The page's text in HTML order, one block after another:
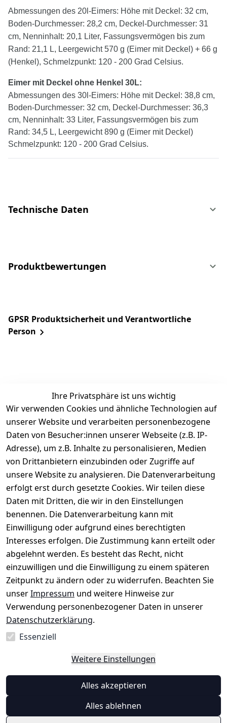
Abmessungen des 20l-Eimers: Höhe mit Deckel: 32 cm,
Boden-Durchmesser: 28,2 cm, Deckel-Durchmesser: 31
cm, Nenninhalt: 20,1 Liter, Fassungsvermögen bis zum
Rand: 21,1 L, Leergewicht 570 g (Eimer mit Deckel) + 66 g
(Henkel), Schmelzpunkt: 120 - 200 Grad Celsius.
Eimer mit Deckel ohne Henkel 30L:
Abmessungen des 30l-Eimers: Höhe mit Deckel: 38,8 cm,
Boden-Durchmesser: 32 cm, Deckel-Durchmesser: 36,3
cm, Nenninhalt: 33 Liter, Fassungsvermögen bis zum
Rand: 34,5 L, Leergewicht 890 g (Eimer mit Deckel)
Schmelzpunkt: 120 - 200 Grad Celsius.
Technische Daten
Produktbewertungen
GPSR Produktsicherheit und Verantwortliche
Person
Ihre Privatsphäre ist uns wichtig
Wir verwenden Cookies und ähnliche Technologien auf
unserer Website und verarbeiten personenbezogene
Daten von Besucher:innen unserer Webseite (z.B. IP-
Adresse), um z.B. Inhalte zu personalisieren, Medien
von Drittanbietern einzubinden oder Zugriffe auf
unsere Website zu analysieren. Die Datenverarbeitung
erfolgt erst durch gesetzte Cookies. Wir teilen diese
Daten mit Dritten, die wir in den Einstellungen
benennen. Die Datenverarbeitung kann mit
Einwilligung oder aufgrund eines berechtigten
Interesses erfolgen. Die Zustimmung kann erteilt oder
abgelehnt werden. Es besteht das Recht, nicht
einzuwilligen und die Einwilligung zu einem späteren
Zeitpunkt zu ändern oder zu widerrufen. Beachten Sie
unserImpressum und weitere Hinweise zur
Verwendung personenbezogener Daten in unserer
Datenschutzerklärung.
Essenziell
Weitere Einstellungen
Alles akzeptieren
Alles ablehnen
Rechtliches
AGB
Impressum
Datenschutze
rklärung
Barrierefreihe
itserklärung
Widerrufsrec
ht
Service
Kontakt
Registrieren
Rechnungska
Kontakt
↺ 30 Tage
Widerrufsre
cht
Informatio
nen
Retourenlage
r: Eichenallee
3, 06184
Kabelsketal
Telefon: +49
1512 6260858
E-Mail:
info@konsyst
em.de
Blog und
Wissensdaten
bank
Über uns
★★★★☆
Top-Verkäufer
★★★★★
Bewertungen
Über 228.000